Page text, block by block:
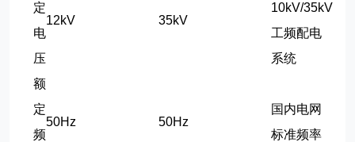
定
电
压
12kV 35kV
10kV/35kV
工频配电
系统
额
定
频
50Hz 50Hz
国内电网
标准频率